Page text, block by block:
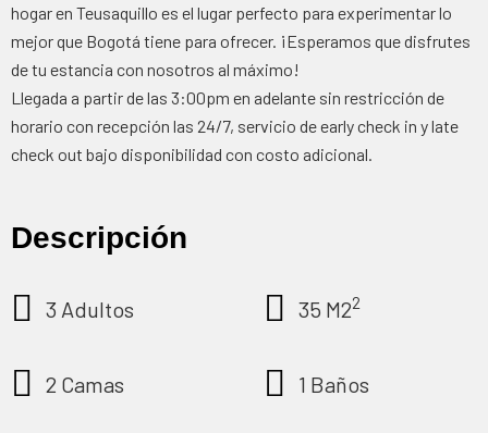
hogar en Teusaquillo es el lugar perfecto para experimentar lo
mejor que Bogotá tiene para ofrecer. ¡Esperamos que disfrutes
de tu estancia con nosotros al máximo!
Llegada a partir de las 3:00pm en adelante sin restricción de
horario con recepción las 24/7, servicio de early check in y late
check out bajo disponibilidad con costo adicional.
Descripción
3 Adultos 35 M22
2 Camas 1 Baños